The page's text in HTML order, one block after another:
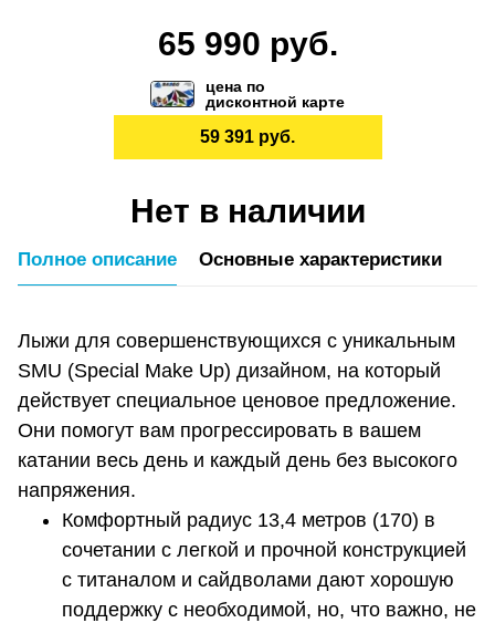
65 990 руб.
цена по
дисконтной карте
59 391 руб.
Нет в наличии
Полное описание Основные характеристики
Лыжи для совершенствующихся с уникальным
SMU (Special Make Up) дизайном, на который
действует специальное ценовое предложение.
Они помогут вам прогрессировать в вашем
катании весь день и каждый день без высокого
напряжения.
Комфортный радиус 13,4 метров (170) в
сочетании с легкой и прочной конструкцией
с титаналом и сайдволами дают хорошую
поддержку с необходимой, но, что важно, не